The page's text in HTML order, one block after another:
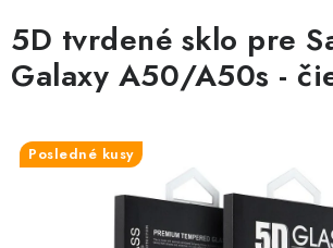
TVRDENÉ SKLÁ
DÁTOVÉ KÁBLE
NABÍJAČKY
DRŽIAKY NA MOBIL
5D tvrdené sklo pre
Galaxy A50/A50s -
Posledné kusy